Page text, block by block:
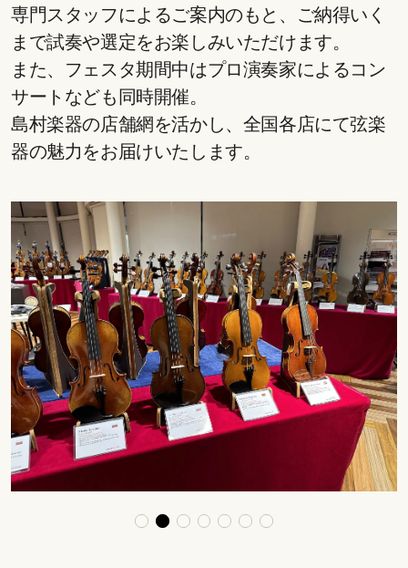
専門スタッフによるご案内のもと、ご納得いく
まで試奏や選定をお楽しみいただけます。
また、フェスタ期間中はプロ演奏家によるコン
サートなども同時開催。
島村楽器の店舗網を活かし、全国各店にて弦楽
器の魅力をお届けいたします。